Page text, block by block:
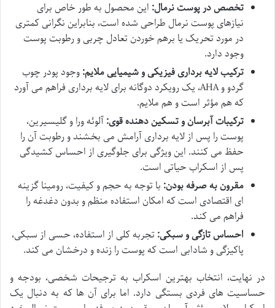
تخصص در پوست نرمال: این محصول به طور خاص برای
نیازهای پوست نرمال طراحی شده است، بنابراین نگرانی کمتری
در مورد تحریک یا برهم خوردن تعادل چربی و رطوبت پوست
وجود دارد.
ترکیب لایه برداری فیزیکی و شیمیایی ملایم:وجود پودر چوب
گردو و AHA، یک رویکرد دوگانه برای لایه برداری فراهم می آورد
که هم مؤثر است و هم ملایم.
ترکیبات آبرسان و تسکین دهنده قوی:آلوئه ورا و گلیسیرین،
پوست را پس از لایه برداری آرامش می بخشند و رطوبت آن را
حفظ می کنند. این ویژگی برای جلوگیری از احساس کشیدگی
پس از اسکراب حیاتی است.
مقرون به صرفه بودن: با توجه به حجم و کیفیت، رومینا گزینه
ای اقتصادی است که امکان استفاده منظم و بدون دغدغه را
فراهم می کند.
احساس تازگی و سبکی:تجربه کلی از استفاده، حسی از سبکی،
پاکیزگی و شادابی است که پوست را زنده و درخشان می کند.
در نهایت، انتخاب بهترین اسکراب به ترجیحات شخصی، بودجه و
حساسیت های فردی بستگی دارد. اما برای آن ها که به دنبال یک